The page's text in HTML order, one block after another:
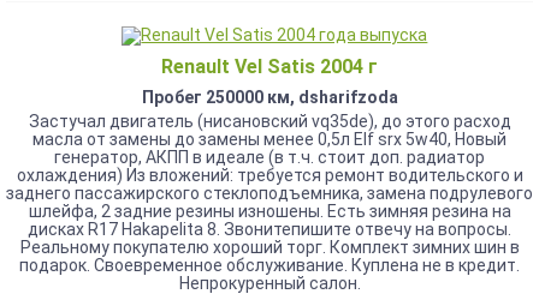
Renault Vel Satis 2004 г
Пробег 250000 км, dsharifzoda
Застучал двигатель (нисановский vq35de), до этого расход
масла от замены до замены менее 0,5л Elf srx 5w40, Новый
генератор, АКПП в идеале (в т.ч. стоит доп. радиатор
охлаждения) Из вложений: требуется ремонт водительского и
заднего пассажирского стеклоподъемника, замена подрулевого
шлейфа, 2 задние резины изношены. Есть зимняя резина на
дисках R17 Hakapelita 8. Звонитепишите отвечу на вопросы.
Реальному покупателю хороший торг. Комплект зимних шин в
подарок. Своевременное обслуживание. Куплена не в кредит.
Непрокуренный салон.